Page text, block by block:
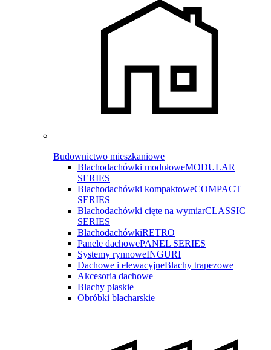
Budownictwo mieszkaniowe
Blachodachówki modułoweMODULAR
SERIES
Blachodachówki kompaktoweCOMPACT
SERIES
Blachodachówki cięte na wymiarCLASSIC
SERIES
BlachodachówkiRETRO
Panele dachowePANEL SERIES
Systemy rynnoweINGURI
Dachowe i elewacyjneBlachy trapezowe
Akcesoria dachowe
Blachy płaskie
Obróbki blacharskie